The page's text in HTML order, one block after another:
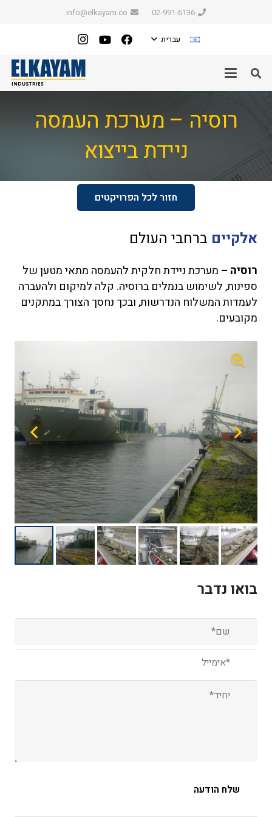
02-991-6136
info@elkayam.co
עברית
רוסיה – מערכת העמסה
ניידת בייצוא
חזור לכל הפרויקטים
אלקיים ברחבי העולם
רוסיה – מערכת ניידת חלקית להעמסה מתאי מטען של
ספינות, לשימוש בנמלים ברוסיה. קלה למיקום ולהעברה
לעמדות המשלוח הנדרשות, ובכך נחסך הצורך במתקנים
מקובעים.
בואו נדבר
יחיד